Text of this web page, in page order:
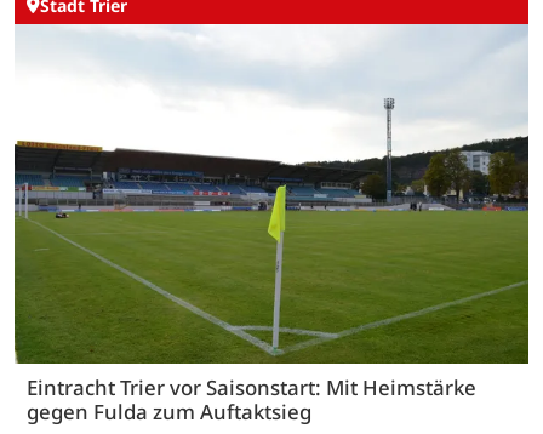
Stadt Trier
Eintracht Trier vor Saisonstart: Mit Heimstärke
gegen Fulda zum Auftaktsieg